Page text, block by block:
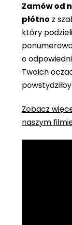
Zamów od
płótno z
który
o
Twoich
Zobacz
naszym